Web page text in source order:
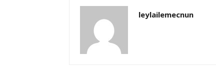
leylailemecnun